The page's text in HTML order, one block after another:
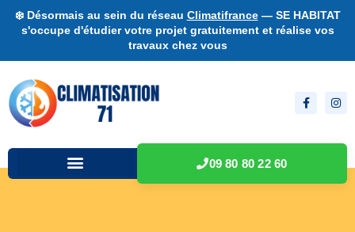
❄️ Désormais au sein du réseau Climatifrance— SE HABITAT
s'occupe d'étudier votre projet gratuitement et réalise vos
travaux chez vous
09 80 80 22 60